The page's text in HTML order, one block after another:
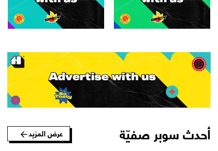
أحدث سوبر صفيّة عرض المزيد